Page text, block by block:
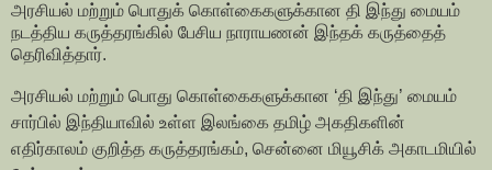
அரசியல் மற்றும் பொதுக் கொள்கைகளுக்கான தி இந்து மையம்
நடத்திய கருத்தரங்கில் பேசிய நாராயணன் இந்தக் கருத்தைத்
தெரிவித்தார்.
அரசியல் மற்றும் பொது கொள்கைகளுக்கான ‘தி இந்து’ மையம்
சார்பில் இந்தியாவில் உள்ள இலங்கை தமிழ் அகதிகளின்
எதிர்காலம் குறித்த கருத்தரங்கம், சென்னை மியூசிக் அகாடமியில்